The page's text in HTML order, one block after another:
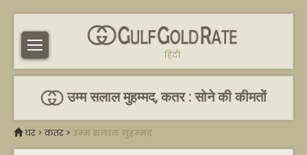
हिंदी
उम्म सलाल मुहम्मद, कतर : सोने की कीमतों
घर >कतर > उम्म सलाल मुहम्मद